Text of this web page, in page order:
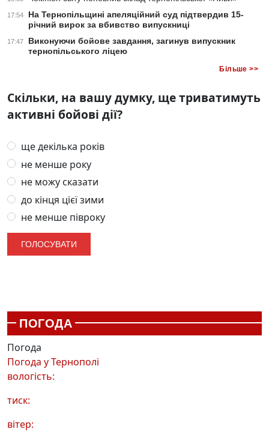
17:54
На Тернопільщині апеляційний суд підтвердив 15-
річний вирок за вбивство випускниці
17:47
Виконуючи бойове завдання, загинув випускник
тернопільського ліцею
Більше >>
Скільки, на вашу думку, ще триватимуть
активні бойові дії?
ще декілька років
не менше року
не можу сказати
до кінця цієї зими
не менше півроку
ПОГОДА
Погода
Погода уТернополі
вологість:
тиск:
вітер: